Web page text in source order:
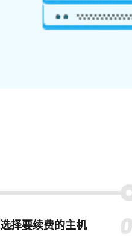
选择要续费的主机